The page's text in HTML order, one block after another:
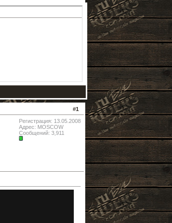
#1
Регистрация: 13.05.2008
Адрес: MOSCOW
Сообщений: 3,911